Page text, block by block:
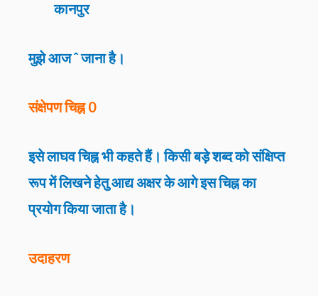
कानपुर
मुझे आज ˆ जाना है।
संक्षेपण चिह्न 0
इसे लाघव चिह्न भी कहते हैं। किसी बड़े शब्द को संक्षिप्त
रूप में लिखने हेतु आद्य अक्षर के आगे इस चिह्न का
प्रयोग किया जाता है।
उदाहरण